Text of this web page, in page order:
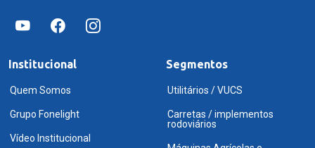
Institucional
Quem Somos
Grupo Fonelight
Vídeo Institucional
Segmentos
Utilitários / VUCS
Carretas / implementos
rodoviários